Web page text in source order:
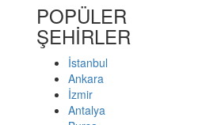
POPÜLER
ŞEHİRLER
İstanbul
Ankara
İzmir
Antalya